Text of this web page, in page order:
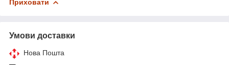
Приховати
Умови доставки
Нова Пошта